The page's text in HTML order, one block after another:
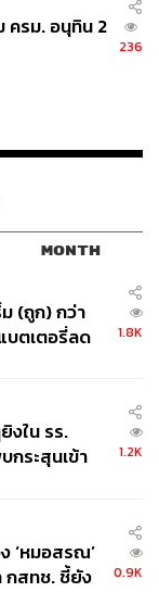
ครม. อนุทิน 2
236
MONTH
(ถูก) กว่า
บตเตอรี่ลด
1.8K
งใน รร.
กระสุนเข้า
1.2K
‘หมอสรณ’
กสทช. ชี้ยัง
0.9K